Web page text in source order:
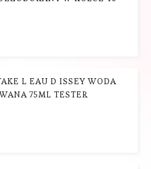
L EAU D ISSEY WODA
75ML TESTER